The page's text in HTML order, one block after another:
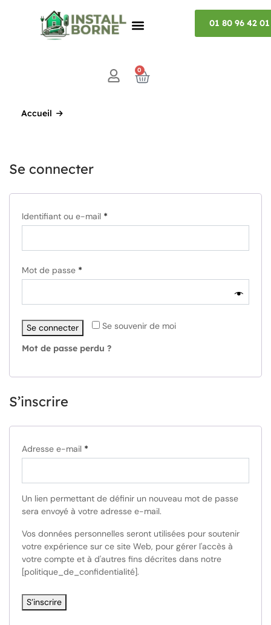
01 80 96 42 01
0
Accueil
Se connecter
Identifiant ou e-mail *
Mot de passe *
Se souvenir de moi
Se connecter
Mot de passe perdu ?
S’inscrire
Adresse e-mail *
Un lien permettant de définir un nouveau mot de passe
sera envoyé à votre adresse e-mail.
Vos données personnelles seront utilisées pour soutenir
votre expérience sur ce site Web, pour gérer l'accès à
votre compte et à d'autres fins décrites dans notre
[politique_de_confidentialité].
S’inscrire